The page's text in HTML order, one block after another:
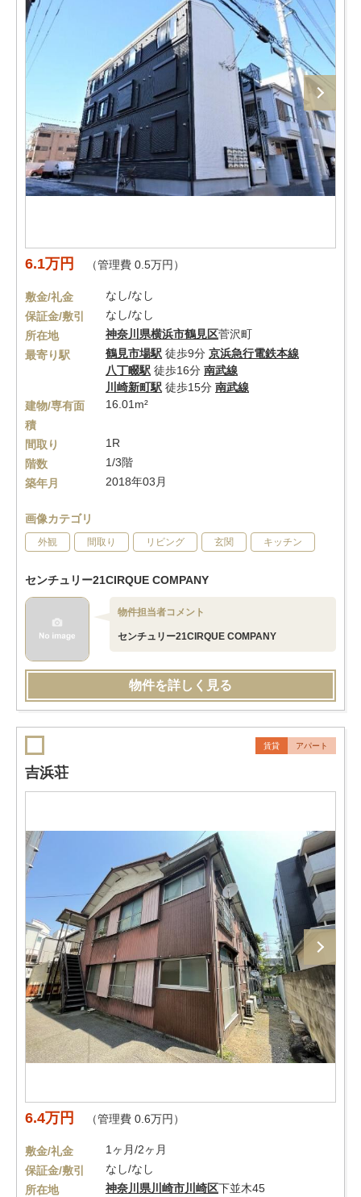
6.1万円 （管理費 0.5万円）
敷金/礼金
なし/なし
保証金/敷引
なし/なし
所在地
神奈川県横浜市鶴見区菅沢町
最寄り駅
鶴見市場駅 徒歩9分 京浜急行電鉄本線
八丁畷駅 徒歩16分 南武線
川崎新町駅 徒歩15分 南武線
建物/専有面
積
16.01m²
間取り
1R
階数
1/3階
築年月
2018年03月
画像カテゴリ
外観 間取り リビング 玄関 キッチン
センチュリー21CIRQUE COMPANY
物件担当者コメント
センチュリー21CIRQUE COMPANY
物件を詳しく見る
賃貸 アパート
吉浜荘
6.4万円 （管理費 0.6万円）
敷金/礼金
1ヶ月/2ヶ月
保証金/敷引
なし/なし
所在地
神奈川県川崎市川崎区下並木45